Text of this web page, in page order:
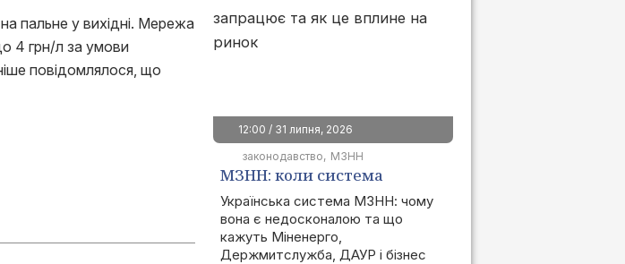
на пальне у вихідні. Мережа
4 грн/л за умови
повідомлялося, що
12:00 / 31 липня, 2026
законодавство
МЗНН
МЗНН: коли система
запрацює та як це вплине
на ринок
Українська система МЗНН: чому
вона є недосконалою та що
кажуть Міненерго,
Держмитслужба, ДАУР і бізнес